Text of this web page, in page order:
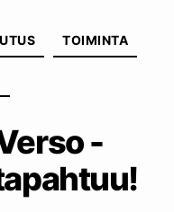
TOIMINTA
-